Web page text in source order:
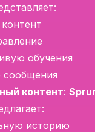
обучения
контент:
историю